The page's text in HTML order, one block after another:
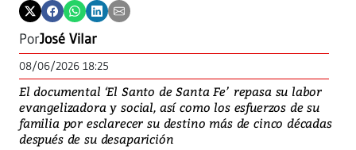
PorJosé Vilar
08/06/2026 18:25
El documental ‘El Santo de Santa Fe’ repasa su labor
evangelizadora y social, así como los esfuerzos de su
familia por esclarecer su destino más de cinco décadas
después de su desaparición